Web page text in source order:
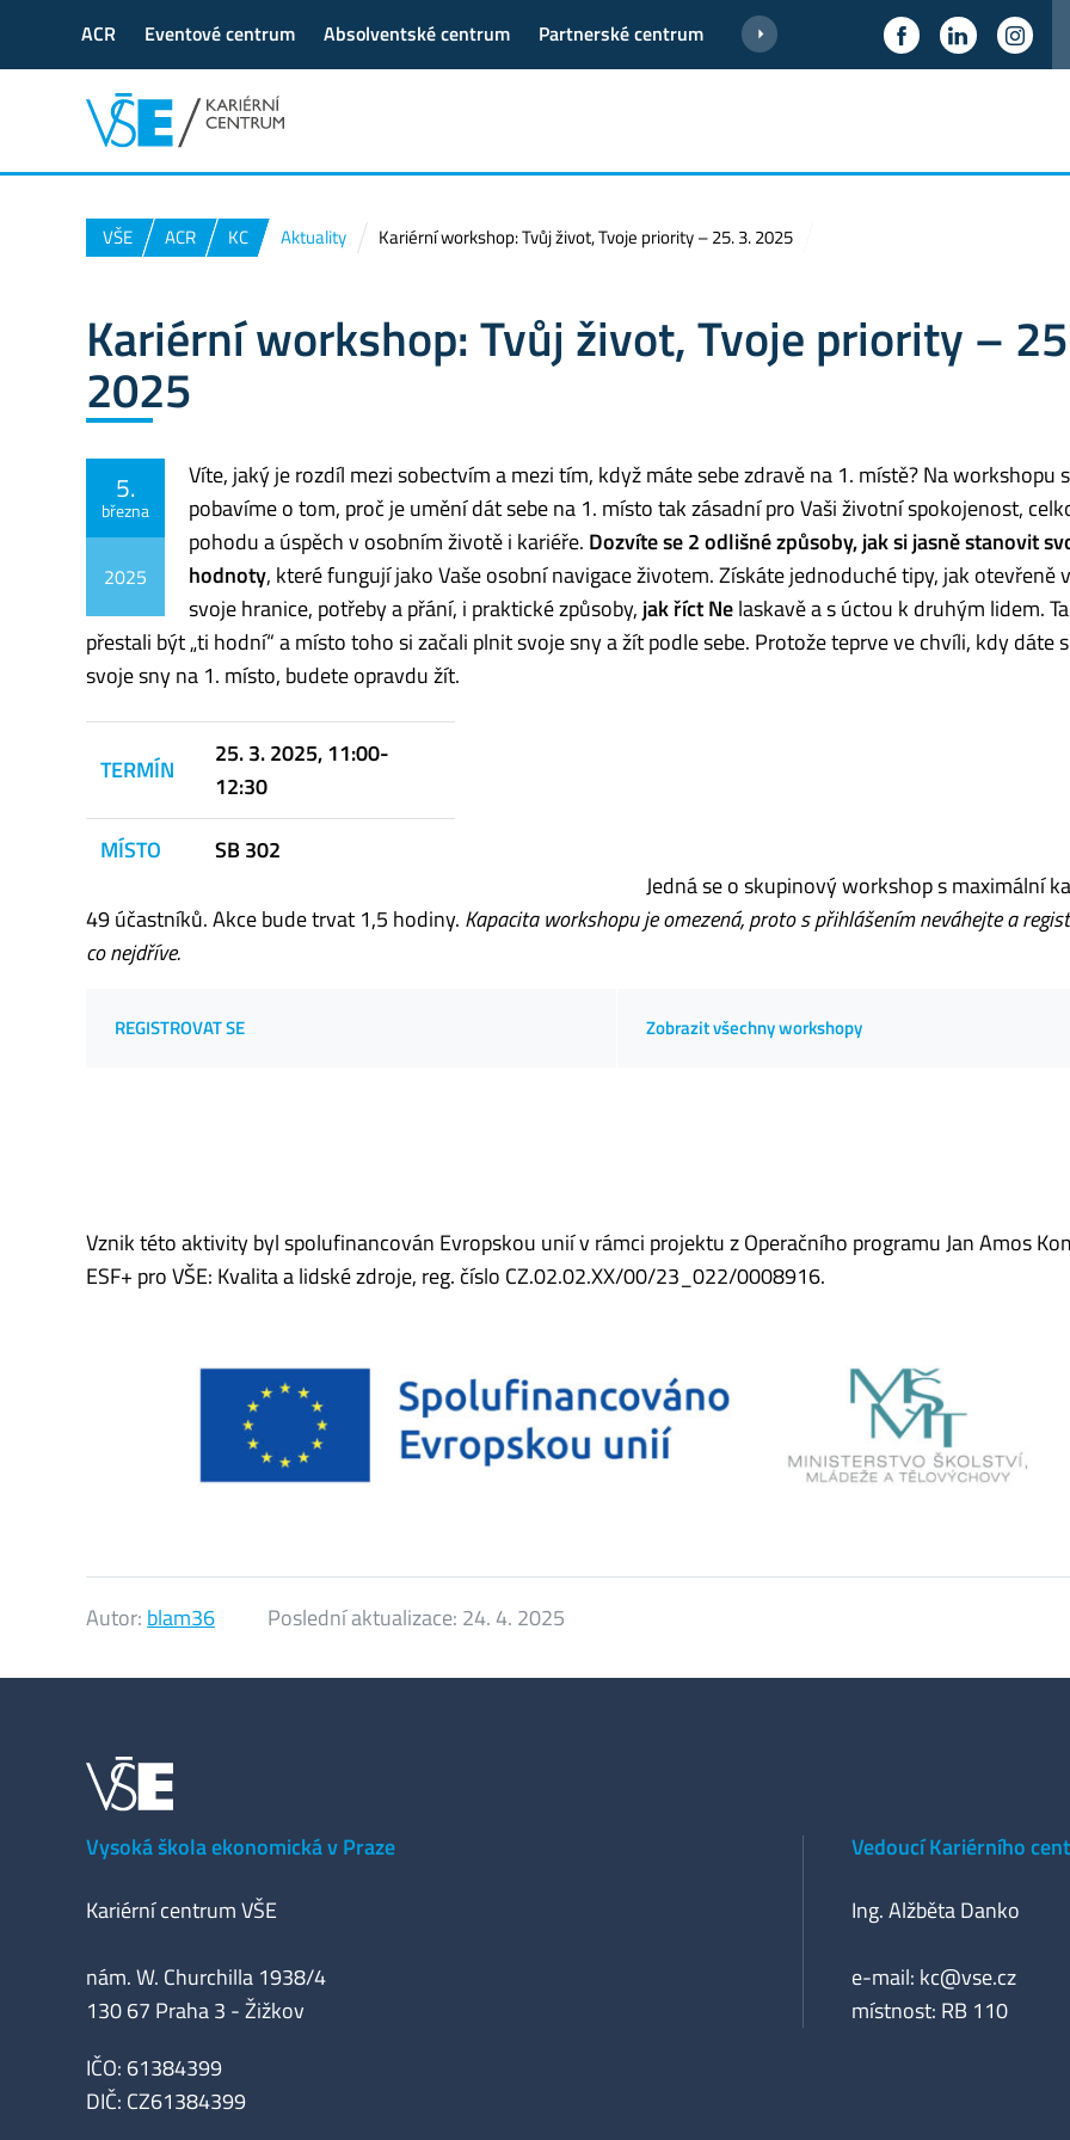
ACR Eventové centrum Absolventské centrum Partnerské centrum
VŠE ACR KC Aktuality Kariérní workshop: Tvůj život, Tvoje priority – 25. 3. 2025
Kariérní workshop: Tvůj život, Tvoje priority –
2025
5.
března
2025
Víte, jaký je rozdíl mezi sobectvím a mezi tím, když máte sebe zdravě na 1. místě? Na workshopu
pobavíme o tom, proč je umění dát sebe na 1. místo tak zásadní pro Vaši životní spokojenost,
pohodu a úspěch v osobním životě i kariéře. Dozvíte se 2 odlišné způsoby, jak si jasně stanovit
hodnoty, které fungují jako Vaše osobní navigace životem. Získáte jednoduché tipy, jak otevřeně
svoje hranice, potřeby a přání, i praktické způsoby, jak říct Nelaskavě a s úctou k druhým lidem.
přestali být „ti hodní“ a místo toho si začali plnit svoje sny a žít podle sebe. Protože teprve ve chvíli, kdy dáte
svoje sny na 1. místo, budete opravdu žít.
TERMÍN
25. 3. 2025, 11:00-
12:30
MÍSTO
SB 302
Jedná se o skupinový workshop s maximální
49 účastníků. Akce bude trvat 1,5 hodiny. Kapacita workshopu je omezená, proto s přihlášením neváhejte a
co nejdříve.
REGISTROVAT SE Zobrazit všechny workshopy
Vznik této aktivity byl spolufinancován Evropskou unií v rámci projektu z Operačního programu Jan Amos
ESF+ pro VŠE: Kvalita a lidské zdroje, reg. číslo CZ.02.02.XX/00/23_022/0008916.
Autor: blam36 Poslední aktualizace: 24. 4. 2025
Vysoká škola ekonomická v Praze
Kariérní centrum VŠE
nám. W. Churchilla 1938/4
130 67 Praha 3 - Žižkov
IČO: 61384399
DIČ: CZ61384399
Vedoucí Kariérního
Ing. Alžběta Danko
e-mail: kc@vse.cz
místnost: RB 110